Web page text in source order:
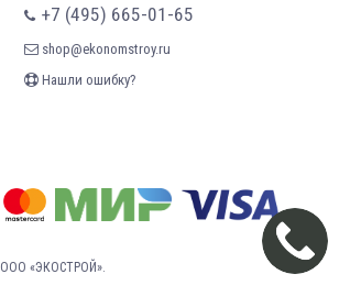
+7 (495) 665-01-65
shop@ekonomstroy.ru
Нашли ошибку?
«ЭКОСТРОЙ».